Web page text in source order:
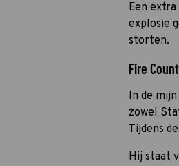
Een
explosie
storten.
Fire
In de
zowel
Tijdens
Hij staat